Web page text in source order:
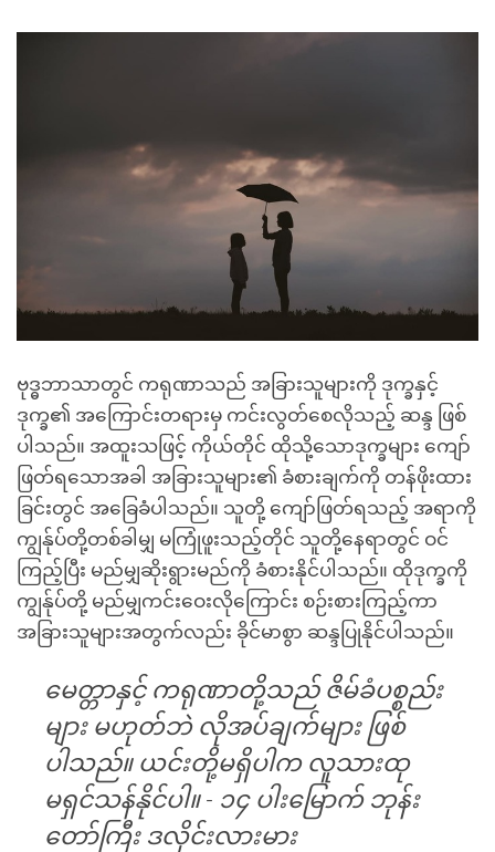
ဗုဒ္ဓဘာသာတွင် ကရုဏာသည် အခြားသူများကို ဒုက္ခနှင့်
ဒုက္ခ၏ အကြောင်းတရားမှ ကင်းလွတ်စေလိုသည့် ဆန္ဒ ဖြစ်
ပါသည်။ အထူးသဖြင့် ကိုယ်တိုင် ထိုသို့သောဒုက္ခများ ကျော်
ဖြတ်ရသောအခါ အခြားသူများ၏ ခံစားချက်ကို တန်ဖိုးထား
ခြင်းတွင် အခြေခံပါသည်။ သူတို့ ကျော်ဖြတ်ရသည့် အရာကို
ကျွန်ုပ်တို့တစ်ခါမျှ မကြုံဖူးသည့်တိုင် သူတို့နေရာတွင် ဝင်
ကြည့်ပြီး မည်မျှဆိုးရွားမည်ကို ခံစားနိုင်ပါသည်။ ထိုဒုက္ခကို
ကျွန်ုပ်တို့ မည်မျှကင်းဝေးလိုကြောင်း စဉ်းစားကြည့်ကာ
အခြားသူများအတွက်လည်း ခိုင်မာစွာ ဆန္ဒပြုနိုင်ပါသည်။
မေတ္တာနှင့် ကရုဏာတို့သည် ဇိမ်ခံပစ္စည်း
များ မဟုတ်ဘဲ လိုအပ်ချက်များ ဖြစ်
ပါသည်။ ယင်းတို့မရှိပါက လူသားထု
မရှင်သန်နိုင်ပါ။- ၁၄ ပါးမြောက် ဘုန်း
တော်ကြီး ဒလိုင်းလားမား